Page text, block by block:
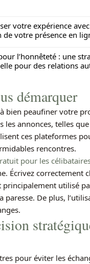
votre expérience
de votre présence en
l’honnêteté : une
pour des relations
démarquer
bien peaufiner votre
annonces, telles que
ces plateformes
rencontres.
pour les
Écrivez correctement
utilisé
De plus,
pour éviter les